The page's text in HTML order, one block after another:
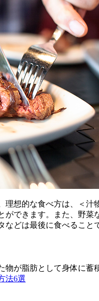
理想的な食べ方は、＜
できます。また、野
どは最後に食べること
が脂肪として身体に
法6選